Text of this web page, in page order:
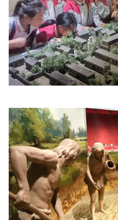
党建要闻
文化
紫金人才
数据
新时代公民素养
提升资源库
新闻
政务
科研创新
服务管理平台
智库
管理
文化产业
统计分析
数字
审读
电影
服务
理论
共建共